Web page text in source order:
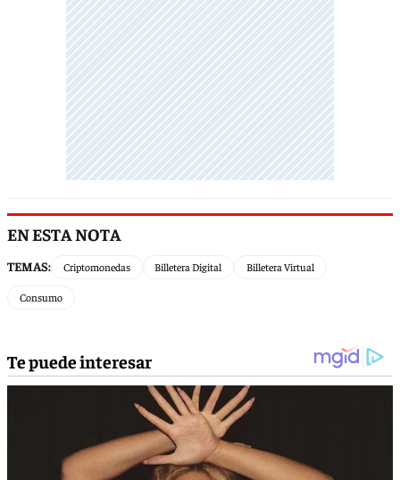
EN ESTA NOTA
TEMAS: Criptomonedas Billetera Digital Billetera Virtual
Consumo